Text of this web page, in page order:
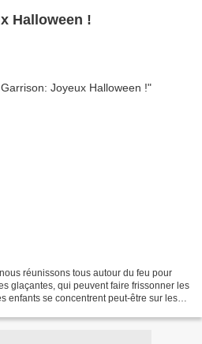
Halloween !
réunissons tous autour du feu pour
glaçantes, qui peuvent faire frissonner les
enfants se concentrent peut-être sur les